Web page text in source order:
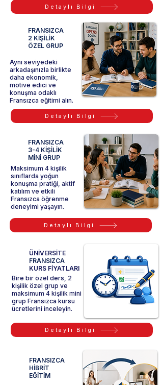
Detaylı Bilgi
FRANSIZCA
2 KİŞİLİK
ÖZEL GRUP
Aynı seviyedeki
arkadaşınızla birlikte
daha ekonomik,
motive edici ve
konuşma odaklı
Fransızca eğitimi alın.
Detaylı Bilgi
FRANSIZCA
3-4 KİŞİLİK
MİNİ GRUP
Maksimum 4 kişilik
sınıflarda yoğun
konuşma pratiği, aktif
katılım ve etkili
Fransızca öğrenme
deneyimi yaşayın.
Detaylı Bilgi
ÜNİVERSİTE
FRANSIZCA
KURS FİYATLARI
Bire bir özel ders, 2
kişilik özel grup ve
maksimum 4 kişilik mini
grup Fransızca kursu
ücretlerini inceleyin.
Detaylı Bilgi
FRANSIZCA
HİBRİT
EĞİTİM